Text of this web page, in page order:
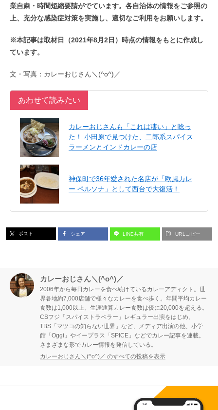
業自粛・時間短縮要請がでています。各自治体の情報をご参照の
上、充分な感染症対策を実施し、適切なご利用をお願いします。
※本記事は取材日（2021年8月2日）時点の情報をもとに作成し
ています。
文・写真：カレーおじさん＼(^o^)／
あわせて読みたい
カレーおじさんも「これは凄い」と唸っ
た！ 小田原で見つけた、二郎系スパイス
ラーメンとインドカレーの店
神保町で36年愛された名店が「欧風カレ
ー ペルソナ」として西台で大復活！
ポスト シェア LINE共有 URLコピー
カレーおじさん＼(^o^)／
2006年から毎日カレーを食べ続けているカレーアディクト。世
界各地約7,000店舗で様々なカレーを食べ歩く。年間平均カレー
食数は1,000以上、生涯通算カレー食数は優に20,000を超える。
CSフジ「スパイストラベラー」レギュラー出演をはじめ、
TBS「マツコの知らない世界」など、メディア出演の他、小学
館「Oggi」やイープラス「SPICE」などでカレー記事を連載。
さまざまな形でカレー情報を発信している。
カレーおじさん＼(^o^)／ のすべての投稿を表示